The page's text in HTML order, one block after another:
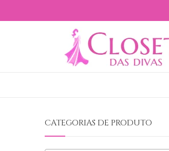
CATEGORIAS DE PRODUTO